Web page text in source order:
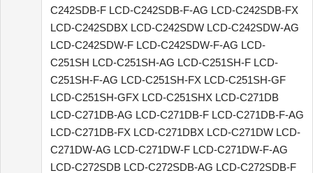
C242SDB-F LCD-C242SDB-F-AG LCD-C242SDB-FX
LCD-C242SDBX LCD-C242SDW LCD-C242SDW-AG
LCD-C242SDW-F LCD-C242SDW-F-AG LCD-
C251SH LCD-C251SH-AG LCD-C251SH-F LCD-
C251SH-F-AG LCD-C251SH-FX LCD-C251SH-GF
LCD-C251SH-GFX LCD-C251SHX LCD-C271DB
LCD-C271DB-AG LCD-C271DB-F LCD-C271DB-F-AG
LCD-C271DB-FX LCD-C271DBX LCD-C271DW LCD-
C271DW-AG LCD-C271DW-F LCD-C271DW-F-AG
LCD-C272SDB LCD-C272SDB-AG LCD-C272SDB-F